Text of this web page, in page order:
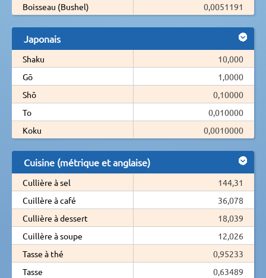
Boisseau (Bushel)
0,0051191
Japonais
Shaku
10,000
Gō
1,0000
Shō
0,10000
To
0,010000
Koku
0,0010000
Cuisine (métrique et anglaise)
Cullière à sel
144,31
Cuillère à café
36,078
Cullière à dessert
18,039
Cuillère à soupe
12,026
Tasse à thé
0,95233
Tasse
0,63489